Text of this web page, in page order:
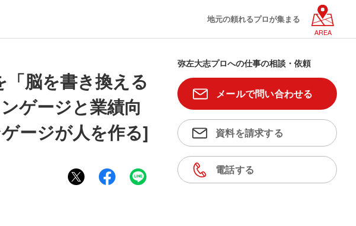
地元の頼れるプロが集まる
AREA
「脳を書き換える
ゲージと業績向
ージが人を作る]
弥左大志プロへの仕事の相談・依頼
メールで問い合わせる
資料を請求する
電話する